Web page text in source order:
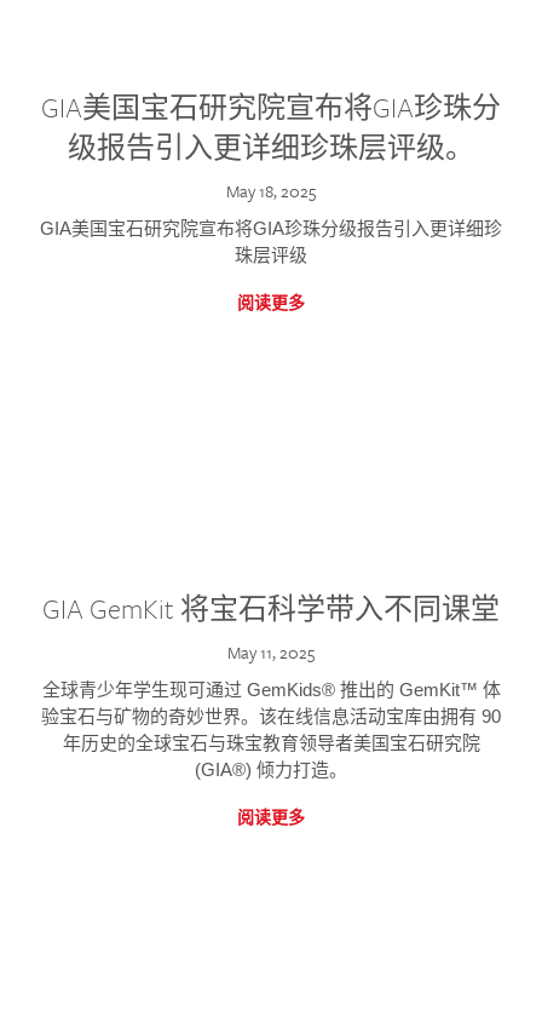
GIA美国宝石研究院宣布将GIA珍珠分
级报告引入更详细珍珠层评级。
May 18, 2025
GIA美国宝石研究院宣布将GIA珍珠分级报告引入更详细珍
珠层评级
阅读更多
GIA GemKit 将宝石科学带入不同课堂
May 11, 2025
全球青少年学生现可通过 GemKids® 推出的 GemKit™ 体
验宝石与矿物的奇妙世界。该在线信息活动宝库由拥有 90
年历史的全球宝石与珠宝教育领导者美国宝石研究院
(GIA®) 倾力打造。
阅读更多